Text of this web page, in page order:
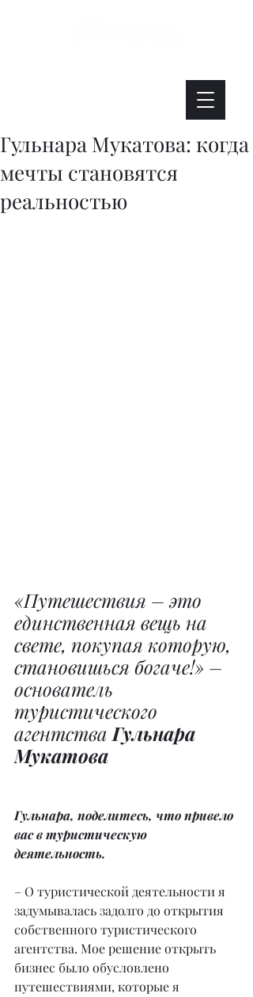
Гульнара Мукатова: когда
мечты становятся
реальностью
«Путешествия – это
единственная вещь на
свете, покупая которую,
становишься богаче!» –
основатель
туристического
агентства Гульнара
Мукатова
Гульнара, поделитесь, что привело
вас в туристическую
деятельность.
– О туристической деятельности я
задумывалась задолго до открытия
собственного туристического
агентства. Мое решение открыть
бизнес было обусловлено
путешествиями, которые я